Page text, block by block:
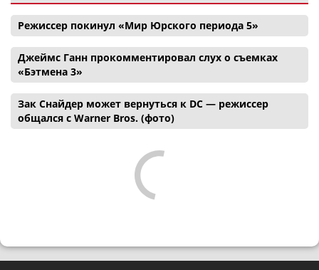
Режиссер покинул «Мир Юрского периода 5»
Джеймс Ганн прокомментировал слух о съемках
«Бэтмена 3»
Зак Снайдер может вернуться к DC — режиссер
общался с Warner Bros. (фото)